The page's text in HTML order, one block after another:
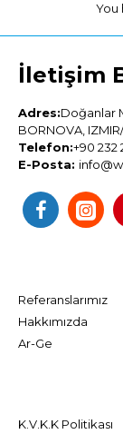
You
İletişim
Adres:Doğanlar
BORNOVA,
Telefon:+90 232
E-Posta:
Referanslarımız
Hakkımızda
Ar-Ge
K.V.K.K Politikası